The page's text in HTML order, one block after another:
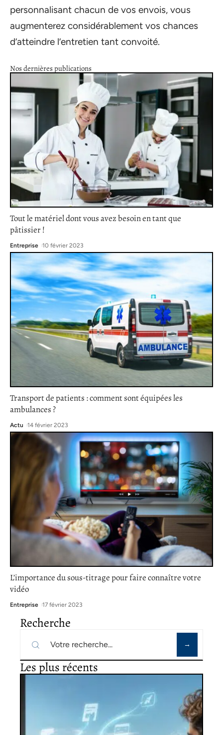
personnalisant chacun de vos envois, vous
augmenterez considérablement vos chances
d’atteindre l’entretien tant convoité.
Nos dernières publications
Tout le matériel dont vous avez besoin en tant que
pâtissier !
Entreprise 10 février 2023
Transport de patients : comment sont équipées les
ambulances ?
Actu 14 février 2023
L’importance du sous-titrage pour faire connaître votre
vidéo
Entreprise 17 février 2023
Recherche
Les plus récents